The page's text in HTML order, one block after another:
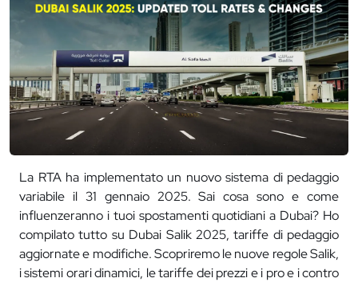
La RTA ha implementato un nuovo sistema di pedaggio
variabile il 31 gennaio 2025. Sai cosa sono e come
influenzeranno i tuoi spostamenti quotidiani a Dubai? Ho
compilato tutto su Dubai Salik 2025, tariffe di pedaggio
aggiornate e modifiche. Scopriremo le nuove regole Salik,
i sistemi orari dinamici, le tariffe dei prezzi e i pro e i contro